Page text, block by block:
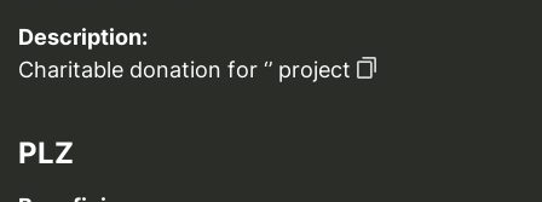
Description:
Charitable donation for ‘’ project
PLZ